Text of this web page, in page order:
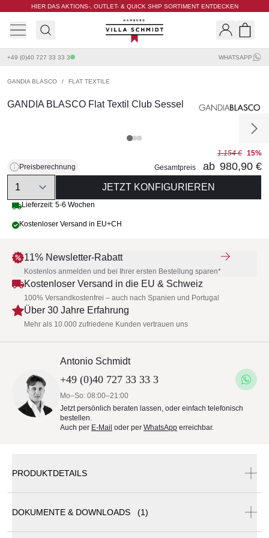
HIER DAS AKTIONS-, OUTLET- & QUICK SHIP SORTIMENT ENTDECKEN
Villa Schmidt
+49 (0)40 727 33 33 3 WHATSAPP
GANDIA BLASCO / FLAT TEXTILE
GANDIA BLASCO Flat Textil Club Sessel
Preisberechnung
1.154 € 15%
Gesamtpreis
ab 980,90 €
Quantity
JETZT KONFIGURIEREN
Lieferzeit: 5-6 Wochen
Kostenloser Versand in EU+CH
11% Newsletter-Rabatt
Kostenlos anmelden und bei Ihrer ersten Bestellung sparen*
Kostenloser Versand in die EU & Schweiz
100% Versandkostenfrei – auch nach Spanien und Portugal
Über 30 Jahre Erfahrung
Mehr als 10.000 zufriedene Kunden vertrauen uns
Antonio Schmidt
+49 (0)40 727 33 33 3
Mo–So: 08:00–21:00
Jetzt persönlich beraten lassen, oder einfach telefonisch
bestellen.
Auch per E-Mail oder per WhatsApp erreichbar.
PRODUKTDETAILS
DOKUMENTE & DOWNLOADS (1)